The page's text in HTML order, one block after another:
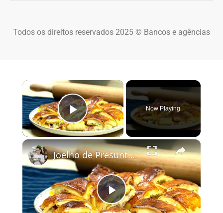
Todos os direitos reservados 2025 © Bancos e agências
×
Play Video
Now Playing
×
Play Video
Joelho de Presunto e Queijo: Receita de Enroladinho Fofinho